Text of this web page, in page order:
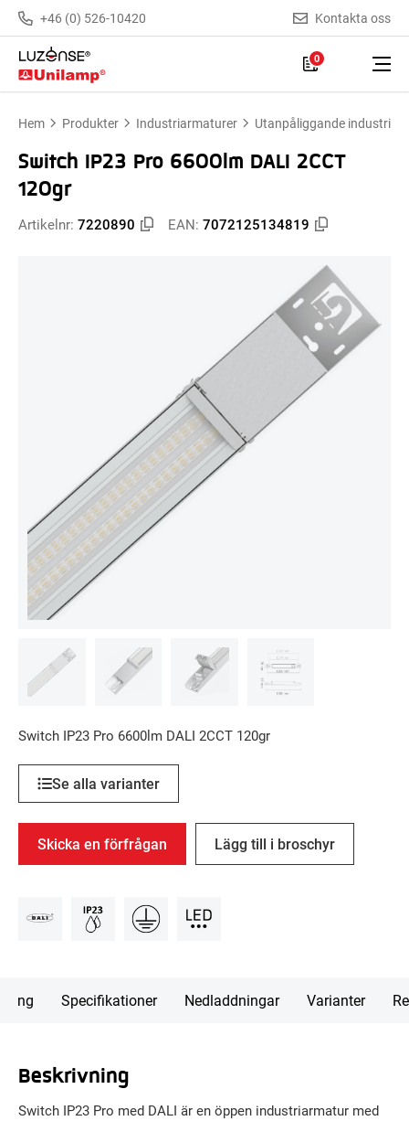
+46 (0) 526-10420 Kontakta oss
0
Hem Produkter Industriarmaturer Utanpåliggande
Switch IP23 Pro 6600lm DALI 2CCT
120gr
Artikelnr: 7220890 EAN: 7072125134819
Switch IP23 Pro 6600lm DALI 2CCT 120gr
Se alla varianter
Skicka en förfrågan Lägg till i broschyr
Specifikationer Nedladdningar Varianter
Beskrivning
Switch IP23 Pro med DALI är en öppen industriarmatur med